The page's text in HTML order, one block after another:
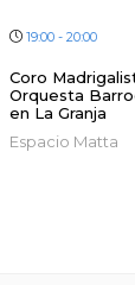
19:00 - 20:00
Coro Madrigalista Usach &
Orquesta
en La Granja
Espacio Matta